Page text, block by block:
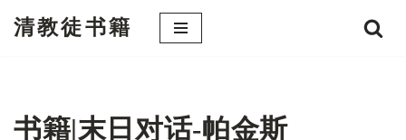
文
清教徒书籍
书籍|末日对话-帕金斯